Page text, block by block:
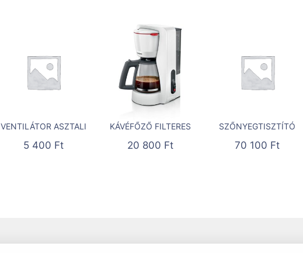
VENTILÁTOR ASZTALI
5 400 Ft
KÁVÉFŐZŐ FILTERES
20 800 Ft
SZŐNYEGTISZTÍTÓ
70 100 Ft